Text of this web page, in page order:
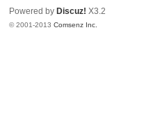
Powered by Discuz! X3.2
© 2001-2013Comsenz Inc.